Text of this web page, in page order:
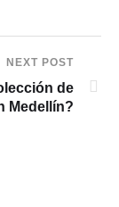
NEXT POST
de
Medellín?